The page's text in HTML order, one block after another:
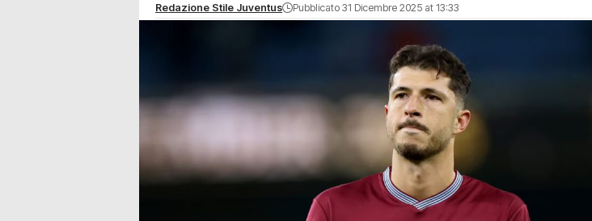
Redazione Stile Juventus Pubblicato 31 Dicembre 2025 at 13:33